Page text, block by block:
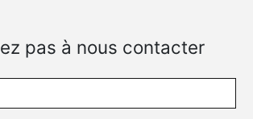
pas à nous contacter